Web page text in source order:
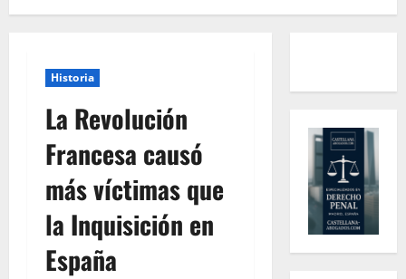
Historia
La Revolución
Francesa causó
más víctimas que
la Inquisición en
España